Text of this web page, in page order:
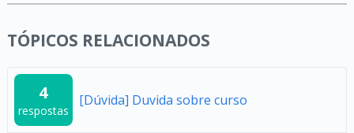
TÓPICOS RELACIONADOS
4
respostas
[Dúvida] Duvida sobre curso